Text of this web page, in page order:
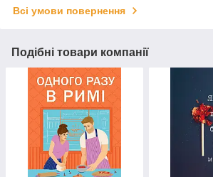
Всі умови повернення
Подібні товари компанії